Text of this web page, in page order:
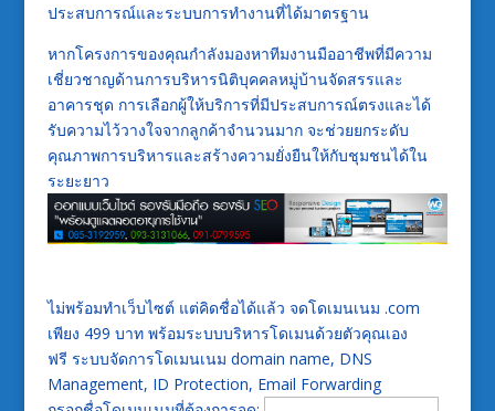
ประสบการณ์และระบบการทำงานที่ได้มาตรฐาน
หากโครงการของคุณกำลังมองหาทีมงานมืออาชีพที่มีความ
เชี่ยวชาญด้านการบริหารนิติบุคคลหมู่บ้านจัดสรรและ
อาคารชุด การเลือกผู้ให้บริการที่มีประสบการณ์ตรงและได้
รับความไว้วางใจจากลูกค้าจำนวนมาก จะช่วยยกระดับ
คุณภาพการบริหารและสร้างความยั่งยืนให้กับชุมชนได้ใน
ระยะยาว
ไม่พร้อมทำเว็บไซต์ แต่คิดชื่อได้แล้ว จดโดเมนเนม .com
เพียง 499 บาท พร้อมระบบบริหารโดเมนด้วยตัวคุณเอง
ฟรี ระบบจัดการโดเมนเนม domain name, DNS
Management, ID Protection, Email Forwarding